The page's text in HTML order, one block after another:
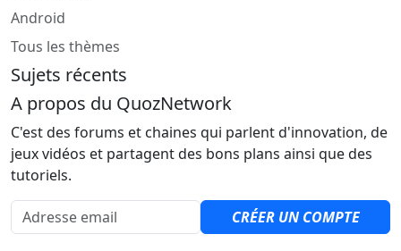
Android
Tous les thèmes
Sujets récents
A propos du QuozNetwork
C'est des forums et chaines qui parlent d'innovation, de
jeux vidéos et partagent des bons plans ainsi que des
tutoriels.
Adresse email
CRÉER UN COMPTE